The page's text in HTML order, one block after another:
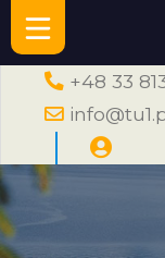
+48 33